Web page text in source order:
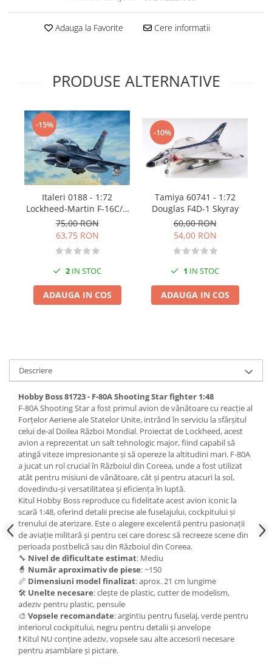
Technical Paint
Citadel Paint Sets
Airbrush Paint
Chameleon Paints
Special Effects
Inks
Diluanti, lacuri si auxiliare
Primer
Pigmenti Super Metalici
Fluorescent Paints
Chrome Paints
Dipping Inks
Flexible Paint
MRP - MR. PAINT
AERO
AFV
Culori auto
TAMIYA
Diluanti si auxiliare Tamiya
Vopsea acrilica Tamiya
Spray Vopsea Tamiya
Markere Vopsea Tamiya
Vallejo
Seturi de vopsele Vallejo
Vallejo Spray Paint
Vallejo Auxiliaries
Vallejo Acrylic Textures
Vopsea la sticluta
Vallejo Liquid Gold
Vallejo Surface Primer
Vallejo Weathering Effects
Vallejo Model Wash
Trench Crusade
Warhammer The Old World
Adauga la Favorite Cere informatii
PRODUSE ALTERNATIVE
-15%
Italeri 0188 - 1:72
Lockheed-Martin F-16C/D
Fighting Fa
75,00 RON
63,75 RON
2 IN STOC
ADAUGA IN COS
-10%
Tamiya 60741 - 1:72
Douglas F4D-1 Skyray
60,00 RON
54,00 RON
1 IN STOC
ADAUGA IN COS
Descriere
Hobby Boss 81723 - F-80A Shooting Star fighter 1:48
F-80A Shooting Star a fost primul avion de vânătoare cu reacție al
Forțelor Aeriene ale Statelor Unite, intrând în serviciu la sfârșitul
celui de-al Doilea Război Mondial. Proiectat de Lockheed, acest
avion a reprezentat un salt tehnologic major, fiind capabil să
atingă viteze impresionante și să opereze la altitudini mari. F-80A
a jucat un rol crucial în Războiul din Coreea, unde a fost utilizat
atât pentru misiuni de vânătoare, cât și pentru atacuri la sol,
dovedindu-și versatilitatea și eficiența în luptă.
Kitul Hobby Boss reproduce cu fidelitate acest avion iconic la
scară 1:48, oferind detalii precise ale fuselajului, cockpitului și
trenului de aterizare. Este o alegere excelentă pentru pasionații
de aviație militară și pentru cei care doresc să recreeze scene din
perioada postbelică sau din Războiul din Coreea.
🔧 Nivel de dificultate estimat: Mediu
🧙 Număr aproximativ de piese: ~150
📏 Dimensiuni model finalizat: aprox. 21 cm lungime
🛠️ Unelte necesare: clește de plastic, cutter de modelism,
adeziv pentru plastic, pensule
🎨 Vopsele recomandate: argintiu pentru fuselaj, verde pentru
interiorul cockpitului, negru pentru detalii și anvelope
❗ Kitul NU conține adeziv, vopsele sau alte accesorii necesare
pentru asamblare și pictare.